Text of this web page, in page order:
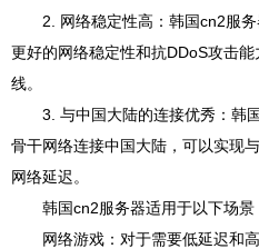
2. 网络稳定性高：韩国cn2服
更好的网络稳定性和抗DDoS攻击
线。
3. 与中国大陆的连接优秀：韩
骨干网络连接中国大陆，可以实现
网络延迟。
韩国cn2服务器适用于以下场景
网络游戏：对于需要低延迟和